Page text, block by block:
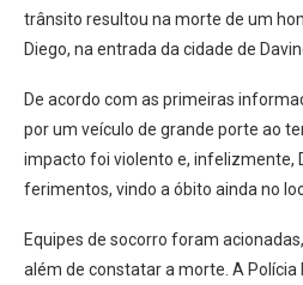
trânsito resultou na morte de um
Diego, na entrada da cidade de
De acordo com as primeiras
por um veículo de grande porte ao
impacto foi violento e, infelizmente,
ferimentos, vindo a óbito ainda no
Equipes de socorro foram
além de constatar a morte. A